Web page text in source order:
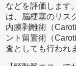
などを評価します
は、脳梗塞のリス
内膜剥離術（
ント留置術（
査としても行われ